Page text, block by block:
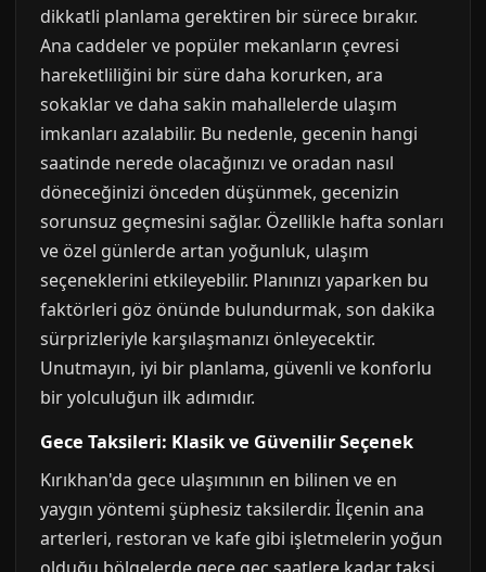
dikkatli planlama gerektiren bir sürece bırakır.
Ana caddeler ve popüler mekanların çevresi
hareketliliğini bir süre daha korurken, ara
sokaklar ve daha sakin mahallelerde ulaşım
imkanları azalabilir. Bu nedenle, gecenin hangi
saatinde nerede olacağınızı ve oradan nasıl
döneceğinizi önceden düşünmek, gecenizin
sorunsuz geçmesini sağlar. Özellikle hafta sonları
ve özel günlerde artan yoğunluk, ulaşım
seçeneklerini etkileyebilir. Planınızı yaparken bu
faktörleri göz önünde bulundurmak, son dakika
sürprizleriyle karşılaşmanızı önleyecektir.
Unutmayın, iyi bir planlama, güvenli ve konforlu
bir yolculuğun ilk adımıdır.
Gece Taksileri: Klasik ve Güvenilir Seçenek
Kırıkhan'da gece ulaşımının en bilinen ve en
yaygın yöntemi şüphesiz taksilerdir. İlçenin ana
arterleri, restoran ve kafe gibi işletmelerin yoğun